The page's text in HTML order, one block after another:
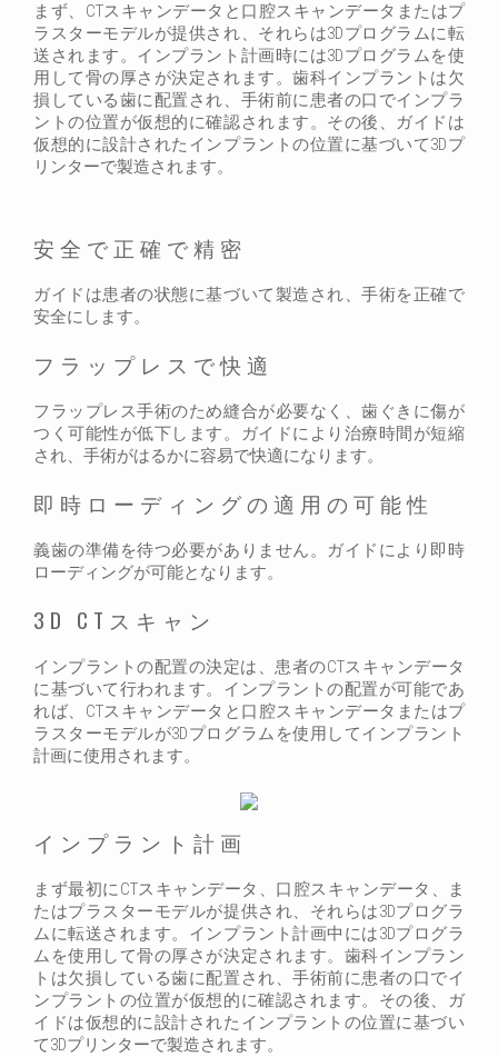
まず、CTスキャンデータと口腔スキャンデータまたはプ
ラスターモデルが提供され、それらは3Dプログラムに転
送されます。インプラント計画時には3Dプログラムを使
用して骨の厚さが決定されます。歯科インプラントは欠
損している歯に配置され、手術前に患者の口でインプラ
ントの位置が仮想的に確認されます。その後、ガイドは
仮想的に設計されたインプラントの位置に基づいて3Dプ
リンターで製造されます。
安全で正確で精密
ガイドは患者の状態に基づいて製造され、手術を正確で
安全にします。
フラップレスで快適
フラップレス手術のため縫合が必要なく、歯ぐきに傷が
つく可能性が低下します。ガイドにより治療時間が短縮
され、手術がはるかに容易で快適になります。
即時ローディングの適用の可能性
義歯の準備を待つ必要がありません。ガイドにより即時
ローディングが可能となります。
3D CTスキャン
インプラントの配置の決定は、患者のCTスキャンデータ
に基づいて行われます。インプラントの配置が可能であ
れば、CTスキャンデータと口腔スキャンデータまたはプ
ラスターモデルが3Dプログラムを使用してインプラント
計画に使用されます。
インプラント計画
まず最初にCTスキャンデータ、口腔スキャンデータ、ま
たはプラスターモデルが提供され、それらは3Dプログラ
ムに転送されます。インプラント計画中には3Dプログラ
ムを使用して骨の厚さが決定されます。歯科インプラン
トは欠損している歯に配置され、手術前に患者の口でイ
ンプラントの位置が仮想的に確認されます。その後、ガ
イドは仮想的に設計されたインプラントの位置に基づい
て3Dプリンターで製造されます。